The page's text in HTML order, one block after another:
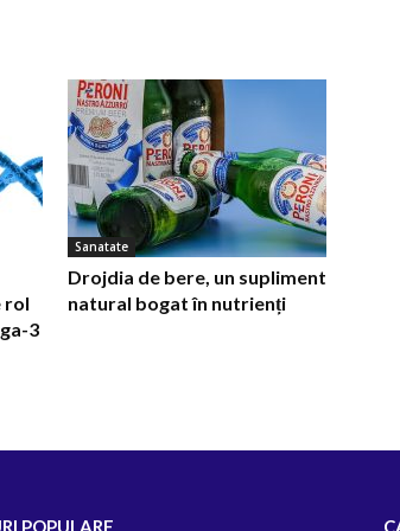
rol
3
Sanatate
Drojdia de bere, un supliment
natural bogat în nutrienți
POPULARE